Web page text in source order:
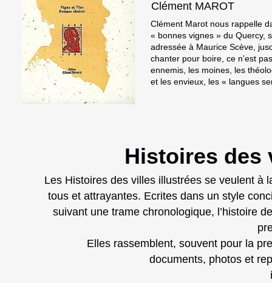
Histoires des
Les Histoires des villes illustrées se veulent à
tous et attrayantes. Ecrites dans un style
suivant une trame chronologique, l’histoire
Elles rassemblent, souvent pour la
documents, photos et
Clément MAROT
Clément Marot nous rappelle
« bonnes vignes » du Quercy,
adressée à Maurice Scève,
chanter pour boire, ce n’est
ennemis, les moines, les
et les envieux, les « langues